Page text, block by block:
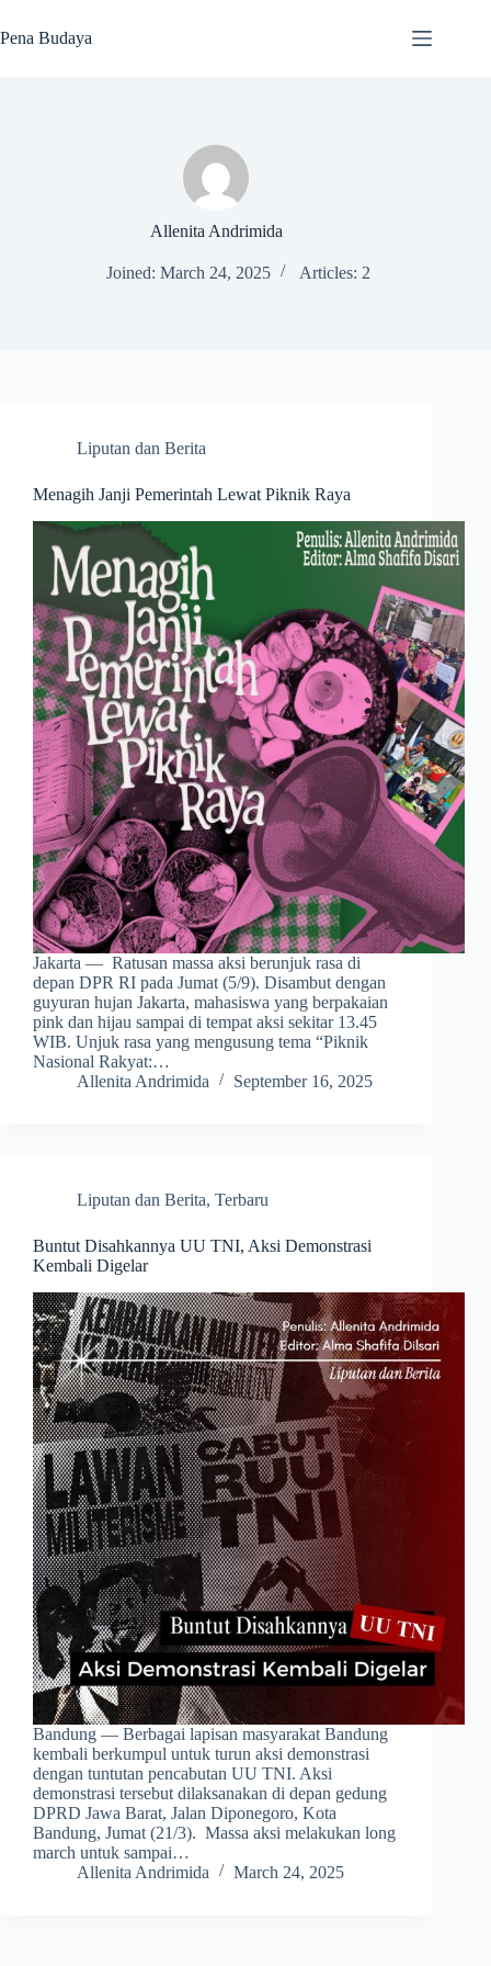
to
content
Pena Budaya
Allenita Andrimida
Joined: March 24, 2025 Articles: 2
Liputan dan Berita
Menagih Janji Pemerintah Lewat Piknik Raya
Jakarta — Ratusan massa aksi berunjuk rasa di
depan DPR RI pada Jumat (5/9). Disambut dengan
guyuran hujan Jakarta, mahasiswa yang berpakaian
pink dan hijau sampai di tempat aksi sekitar 13.45
WIB. Unjuk rasa yang mengusung tema “Piknik
Nasional Rakyat:…
Allenita Andrimida
September 16, 2025
Liputan dan Berita, Terbaru
Buntut Disahkannya UU TNI, Aksi Demonstrasi
Kembali Digelar
Bandung — Berbagai lapisan masyarakat Bandung
kembali berkumpul untuk turun aksi demonstrasi
dengan tuntutan pencabutan UU TNI. Aksi
demonstrasi tersebut dilaksanakan di depan gedung
DPRD Jawa Barat, Jalan Diponegoro, Kota
Bandung, Jumat (21/3). Massa aksi melakukan long
march untuk sampai…
Allenita Andrimida
March 24, 2025